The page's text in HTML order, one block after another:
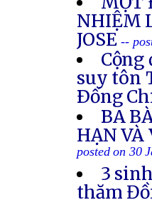
NHIỆM
JOSE --
Cộng
suy tôn
Ðồng
BA
HẠN
posted on 30
3
thăm